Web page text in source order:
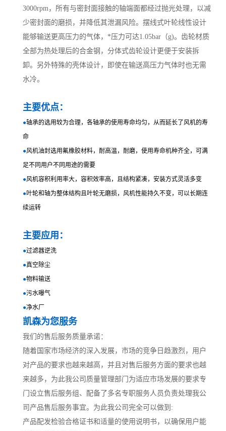
3000rpm，所有与密封面接触的轴端面都经过抛光处理，以减
少密封面的磨损，并降低其泄漏风险。摆线式叶轮线性设计
能够输送更高压力的气体，*压力可达1.05bar（g)。齿轮材质
全部为热处理后的合金钢，分体式齿轮设计更便于安装拆
卸。另外特殊的壳体设计，即使在输送高压力气体时也无需
水冷。
主要优点：
●轴承的选用较为合理，各轴承的使用寿命均匀，从而延长了风机的寿
命
●风机油封选用氟橡胶材料，耐高温，耐磨，使用寿命机种齐全，可满
足不同用户不同用途的需要
●风机容积利用率大，容积效率高，且结构紧凑，安装方式灵活多变
●叶轮和轴为整体结构且叶轮无磨损，风机性能持久不变，可以长期连
续运转
主要应用：
●过滤器逆洗
●真空除尘
●物料输送
●污水曝气
●净水厂
凯森为您服务
我们的售后服务质量承诺：
随着国家市场经济的深入发展，市场的竞争日趋激烈，用户
对产品的要求也越来越高，并且对售后服务方面的要求也越
来越多，为此我公司质量管理部门为适应市场发展的要求专
门设立售后服务组、配备了多名专职服务人员负责处理我公
司产品售后服务事宜。为此我公司完全可以做到:
产品配发检验合格证书和适量的使用说明书，以确保用户能